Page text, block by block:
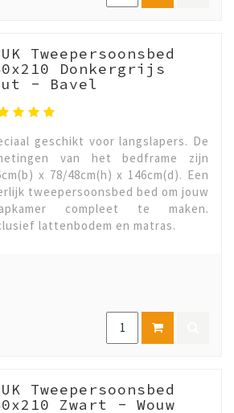
Tweepersoonsbed
Donkergrijs
- Bavel
geschikt voor langslapers. De
van het bedframe zijn
x 78/48cm(h) x 146cm(d). Een
tweepersoonsbed bed om jouw
compleet te maken.
lattenbodem en matras.
Tweepersoonsbed
Zwart - Wouw